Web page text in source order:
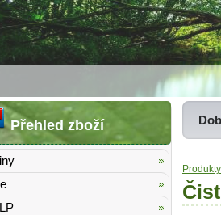
Produkty
Přehled zboží